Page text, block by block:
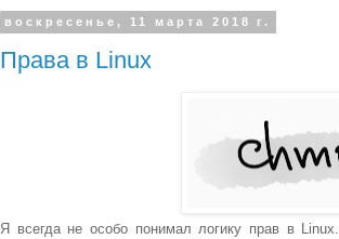
воскресенье, 11 марта 2018 г.
Права в Linux
Я всегда не особо понимал логику прав в